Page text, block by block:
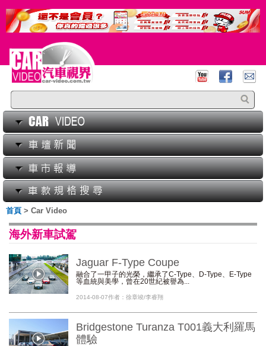
首頁 > Car Video
海外新車試駕
Jaguar F-Type Coupe
融合了一甲子的光榮，繼承了C-Type、D-Type、E-Type
等血統與美學，曾在20世紀被譽為...
2014-08-07作者：徐章竣/李睿翔
Bridgestone Turanza T001義大利羅馬
體驗